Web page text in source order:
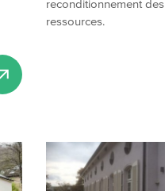
reconditionnement des
ressources.